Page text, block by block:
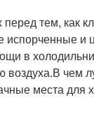
тем, как
испорченные
в
воздуха.В чем
места для